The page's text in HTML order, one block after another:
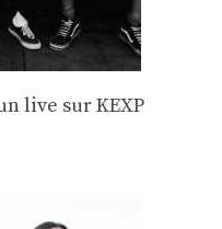
live sur KEXP